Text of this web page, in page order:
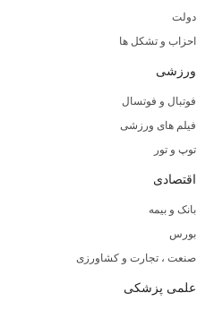
دولت
احزاب و تشکل ها
ورزشی
فوتبال و فوتسال
فیلم های ورزشی
توپ و تور
اقتصادی
بانک و بیمه
بورس
صنعت ، تجارت و کشاورزی
علمی پزشکی